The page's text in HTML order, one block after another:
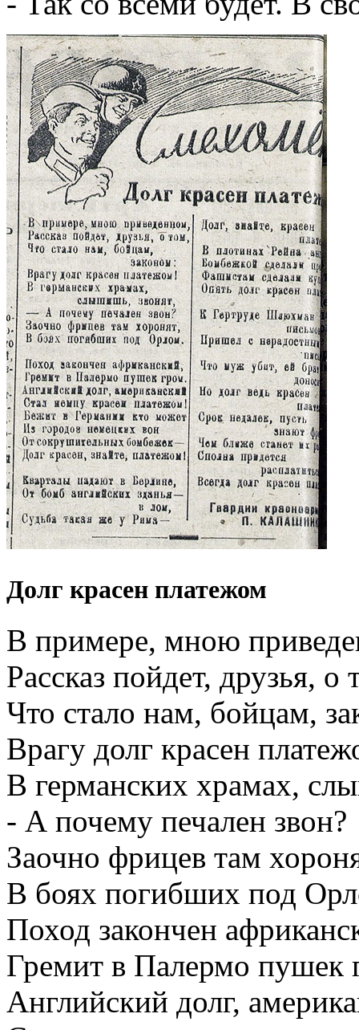
Долг красен платежом
В примере, мною
Рассказ пойдет, друзья, о
Что стало нам, бойцам,
Врагу долг красен
В германских храмах,
- А почему печален звон?
Заочно фрицев там
В боях погибших под
Поход закончен
Гремит в Палермо пушек
Английский долг,